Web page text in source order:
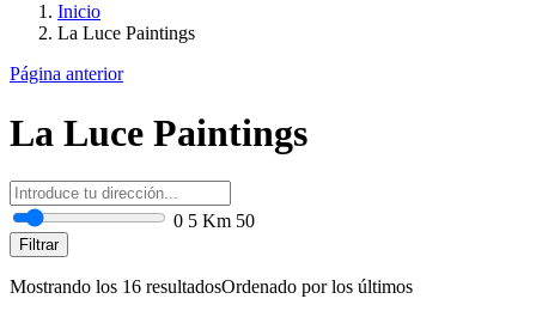
Inicio
La Luce Paintings
Página anterior
La Luce Paintings
0 5 Km 50
Filtrar
Mostrando los 16 resultadosOrdenado por los últimos